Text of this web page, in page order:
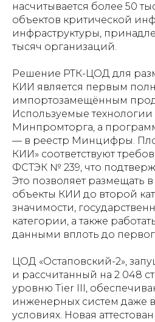
насчитывается более 50
объектов критической
инфраструктуры,
тысяч организаций.
Решение РТК-ЦОД для
КИИ является первым
импортозамещённым
Используемые
Минпромторга, а
— в реестр Минцифры.
КИИ» соответствуют
ФСТЭК № 239, что
Это позволяет размещать
объекты КИИ до второй
значимости,
категории, а также
данными вплоть до
ЦОД «Остаповский-2»,
и рассчитанный на 2 048
уровню Tier III,
инженерных систем даже
условиях. Новая